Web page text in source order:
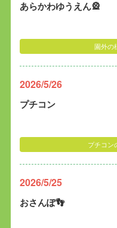
あらかわゆうえん🎡
園外の
2026/5/26
プチコン
プチコン
2026/5/25
おさんぽ👣